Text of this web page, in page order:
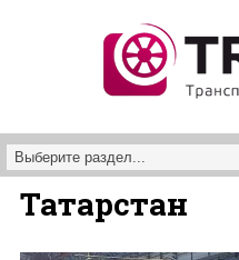
Татарстан